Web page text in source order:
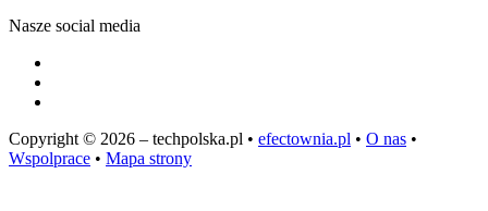
Nasze social media
Copyright © 2026 – techpolska.pl • efectownia.pl • O nas •
Wspolprace • Mapa strony